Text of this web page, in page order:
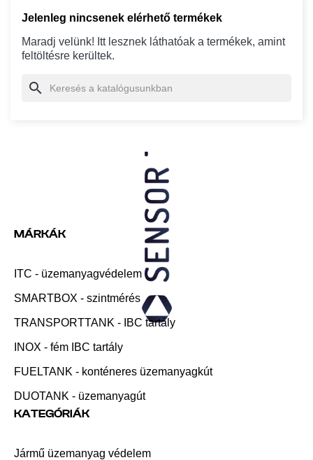
Jelenleg nincsenek elérhető termékek
Maradj velünk! Itt lesznek láthatóak a termékek, amint
feltöltésre kerültek.
search
MÁRKÁK
ITC - üzemanyagvédelem
SMARTBOX - szintmérés
TRANSPORTTANK - IBC tartály
INOX - fém IBC tartály
FUELTANK - konténeres üzemanyagkút
DUOTANK - üzemanyagút
KATEGÓRIÁK
Jármű üzemanyag védelem